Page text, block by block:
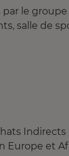
le
salle de
Europe et